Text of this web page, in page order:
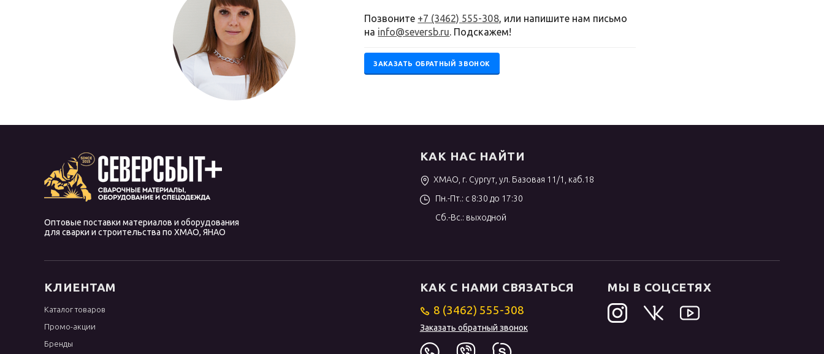
Позвоните +7 (3462) 555-308, или напишите нам письмо
на info@seversb.ru. Подскажем!
ЗАКАЗАТЬ ОБРАТНЫЙ ЗВОНОК
Оптовые поставки материалов и оборудования
для сварки и строительства по ХМАО, ЯНАО
КАК НАС НАЙТИ
ХМАО, г. Сургут, ул. Базовая 11/1, каб.18
Пн.-Пт.: с 8:30 до 17:30
Сб.-Вс.: выходной
КЛИЕНТАМ
Каталог товаров
Промо-акции
Бренды
КАК С НАМИ СВЯЗАТЬСЯ
8 (3462) 555-308
Заказать обратный звонок
МЫ В СОЦСЕТЯХ